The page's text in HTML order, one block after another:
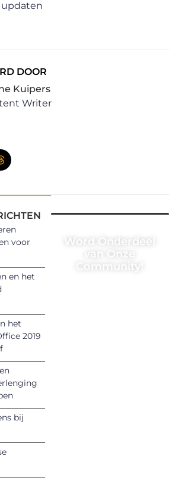
DOOR
Kuipers
Writer
voor
en het
het
2019
bij
Word Onderdeel
van Onze
Community!